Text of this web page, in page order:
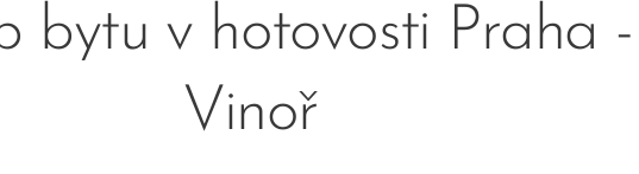
bytu v hotovosti Praha -
Vinoř